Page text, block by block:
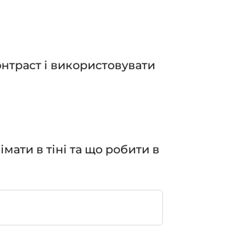
і використовувати
в тіні та що робити в